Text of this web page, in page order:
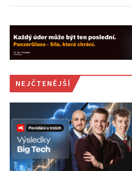
NEJČTENĚJŠÍ